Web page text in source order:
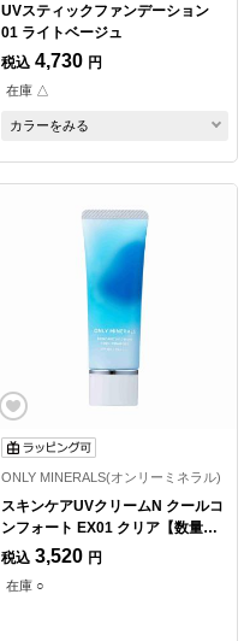
UVスティックファンデーション
01 ライトベージュ
税込 4,730 円
在庫 △
カラーをみる
ONLY MINERALS(オンリーミネラル)
スキンケアUVクリームN クールコ
ンフォート EX01 クリア【数量限
定】
税込 3,520 円
在庫 ○